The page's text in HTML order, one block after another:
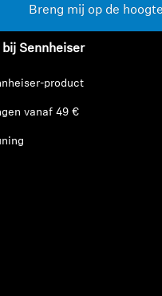
Breng mij op de
Sennheiser
product
vanaf 49 €